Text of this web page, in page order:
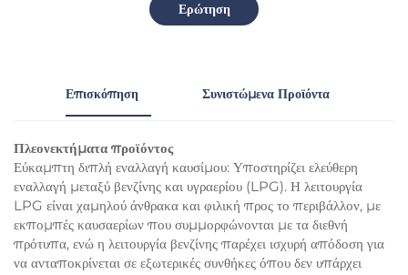
Ερώτηση
Επισκόπηση Συνιστώμενα Προϊόντα
Πλεονεκτήματα προϊόντος
Εύκαμπτη διπλή εναλλαγή καυσίμου: Υποστηρίζει ελεύθερη
εναλλαγή μεταξύ βενζίνης και υγραερίου (LPG). Η λειτουργία
LPG είναι χαμηλού άνθρακα και φιλική προς το περιβάλλον, με
εκπομπές καυσαερίων που συμμορφώνονται με τα διεθνή
πρότυπα, ενώ η λειτουργία βενζίνης παρέχει ισχυρή απόδοση για
να ανταποκρίνεται σε εξωτερικές συνθήκες όπου δεν υπάρχει